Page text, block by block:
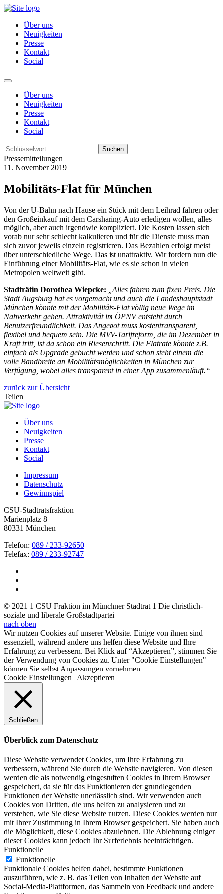
Über uns
Neuigkeiten
Presse
Kontakt
Social
Über uns
Neuigkeiten
Presse
Kontakt
Social
Suchen
Pressemitteilungen
11. November 2019
Mobilitäts-Flat für München
Von der U-Bahn nach Hause ein Stück mit dem Leihrad fahren oder
den Großeinkauf mit dem Carsharing-Auto erledigen wollen, alles
möglich, aber auch irgendwie kompliziert. Die Kosten lassen sich
vorab nur sehr schlecht kalkulieren und für die Dienste muss man
sich zuvor jeweils einzeln registrieren. Das Bezahlen erfolgt meist
über unterschiedliche Wege. Das ist unattraktiv. Wir fordern nun die
Einführung einer Mobilitäts-Flat, wie es sie schon in vielen
Metropolen weltweit gibt.
Stadträtin Dorothea Wiepcke:
„Alles fahren zum fixen Preis. Die
Stadt Augsburg hat es vorgemacht und auch die Landeshauptstadt
München könnte mit der Mobilitäts-Flat völlig neue Wege im
Nahverkehr gehen. Attraktivität im ÖPNV entsteht durch
Benutzerfreundlichkeit. Das Angebot muss kostentransparent,
flexibel und bequem sein. Die MVV-Tarifreform, die im Dezember in
Kraft tritt, ist da schon ein Riesenschritt. Die Flatrate könnte z.B.
einfach als Upgrade gebucht werden und schon steht einem die
volle Bandbreite an Mobilitätsmöglichkeiten in München zur
Verfügung, wobei alles transparent in einer App zusammenläuft.“
zurück zur Übersicht
Teilen
Über uns
Neuigkeiten
Presse
Kontakt
Social
Impressum
Datenschutz
Gewinnspiel
CSU-Stadtratsfraktion
Marienplatz 8
80331 München
Telefon: 089 / 233-92650
Telefax: 089 / 233-92747
© 2021 1 CSU Fraktion im Münchner Stadtrat 1 Die christlich-
soziale und liberale Großstadtpartei
nach oben
Wir nutzen Cookies auf unserer Website. Einige von ihnen sind
essenziell, während andere uns helfen diese Website und Ihre
Erfahrung zu verbessern. Bei Klick auf “Akzeptieren”, stimmen Sie
der Verwendung von Cookies zu. Unter "Cookie Einstellungen"
können Sie selbst Anpassungen vornehmen.
Cookie Einstellungen
Akzeptieren
Schließen
Überblick zum Datenschutz
Diese Website verwendet Cookies, um Ihre Erfahrung zu
verbessern, während Sie durch die Website navigieren. Von diesen
werden die als notwendig eingestuften Cookies in Ihrem Browser
gespeichert, da sie für das Funktionieren der grundlegenden
Funktionen der Website unerlässlich sind. Wir verwenden auch
Cookies von Dritten, die uns helfen zu analysieren und zu
verstehen, wie Sie diese Website nutzen. Diese Cookies werden nur
mit Ihrer Zustimmung in Ihrem Browser gespeichert. Sie haben auch
die Möglichkeit, diese Cookies abzulehnen. Die Ablehnung einiger
dieser Cookies kann jedoch Ihr Surferlebnis beeinträchtigen.
Funktionelle
Funktionelle
Funktionale Cookies helfen dabei, bestimmte Funktionen
auszuführen, wie z. B. das Teilen von Inhalten der Website auf
Social-Media-Plattformen, das Sammeln von Feedback und andere